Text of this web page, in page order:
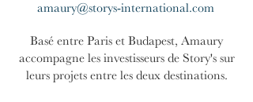
amaury@storys-international.com
Basé entre Paris et Budapest, Amaury
accompagne les investisseurs de Story's sur
leurs projets entre les deux destinations.